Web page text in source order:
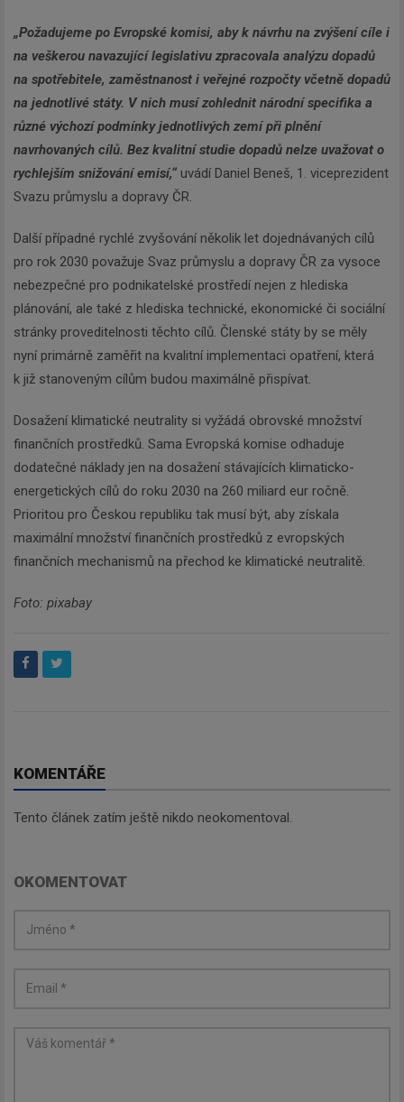
„Požadujeme po Evropské komisi, aby k návrhu na zvýšení cíle i
na veškerou navazující legislativu zpracovala analýzu dopadů
na spotřebitele, zaměstnanost i veřejné rozpočty včetně dopadů
na jednotlivé státy. V nich musí zohlednit národní specifika a
různé výchozí podmínky jednotlivých zemí při plnění
navrhovaných cílů. Bez kvalitní studie dopadů nelze uvažovat o
rychlejším snižování emisí,“ uvádí Daniel Beneš, 1. viceprezident
Svazu průmyslu a dopravy ČR.
Další případné rychlé zvyšování několik let dojednávaných cílů
pro rok 2030 považuje Svaz průmyslu a dopravy ČR za vysoce
nebezpečné pro podnikatelské prostředí nejen z hlediska
plánování, ale také z hlediska technické, ekonomické či sociální
stránky proveditelnosti těchto cílů. Členské státy by se měly
nyní primárně zaměřit na kvalitní implementaci opatření, která
k již stanoveným cílům budou maximálně přispívat.
Dosažení klimatické neutrality si vyžádá obrovské množství
finančních prostředků. Sama Evropská komise odhaduje
dodatečné náklady jen na dosažení stávajících klimaticko-
energetických cílů do roku 2030 na 260 miliard eur ročně.
Prioritou pro Českou republiku tak musí být, aby získala
maximální množství finančních prostředků z evropských
finančních mechanismů na přechod ke klimatické neutralitě.
Foto: pixabay
KOMENTÁŘE
Tento článek zatím ještě nikdo neokomentoval.
OKOMENTOVAT
Zadejte váš email a my Vám